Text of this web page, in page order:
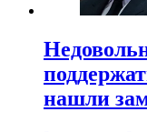
нашли